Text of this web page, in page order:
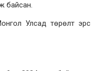
байсан.
Улсад төрөлт эрс